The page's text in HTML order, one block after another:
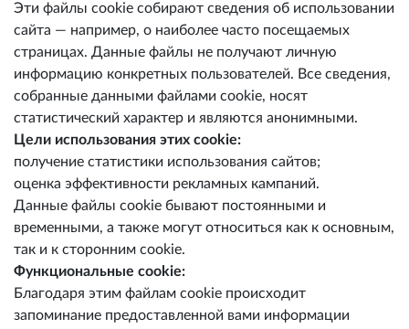
Эти файлы cookie собирают сведения об использовании
сайта — например, о наиболее часто посещаемых
страницах. Данные файлы не получают личную
информацию конкретных пользователей. Все сведения,
собранные данными файлами cookie, носят
статистический характер и являются анонимными.
Цели использования этих cookie:
получение статистики использования сайтов;
оценка эффективности рекламных кампаний.
Данные файлы cookie бывают постоянными и
временными, а также могут относиться как к основным,
так и к сторонним cookie.
Функциональные cookie:
Благодаря этим файлам cookie происходит
запоминание предоставленной вами информации